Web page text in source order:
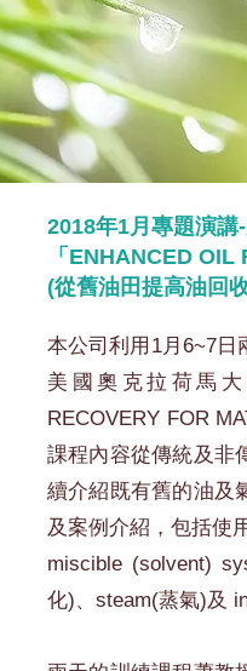
2018年1月專題演講
「ENHANCED
(從舊油田提高油回收
本公司利用1月6~7日
美國奧克拉荷馬大
RECOVERY FOR
課程內容從傳統及非
續介紹既有舊的油及
及案例介紹，包括使
miscible (solvent)
化)、steam(蒸氣)及